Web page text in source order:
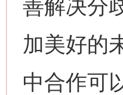
善解决分
加美好的
中合作可